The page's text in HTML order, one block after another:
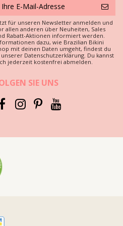
bleibt?
Umrandungen)
zerstören. Es ist besser, Ihre
für unseren Newsletter anmelden und
allen anderen über Neuheiten, Sales
Rabatt-Aktionen informiert werden.
dazu, wie Brazilian Bikini
mit deinen Daten umgeht, findest du
unserer Datenschutzerklärung. Du kannst
jederzeit kostenfrei abmelden.
SIE UNS